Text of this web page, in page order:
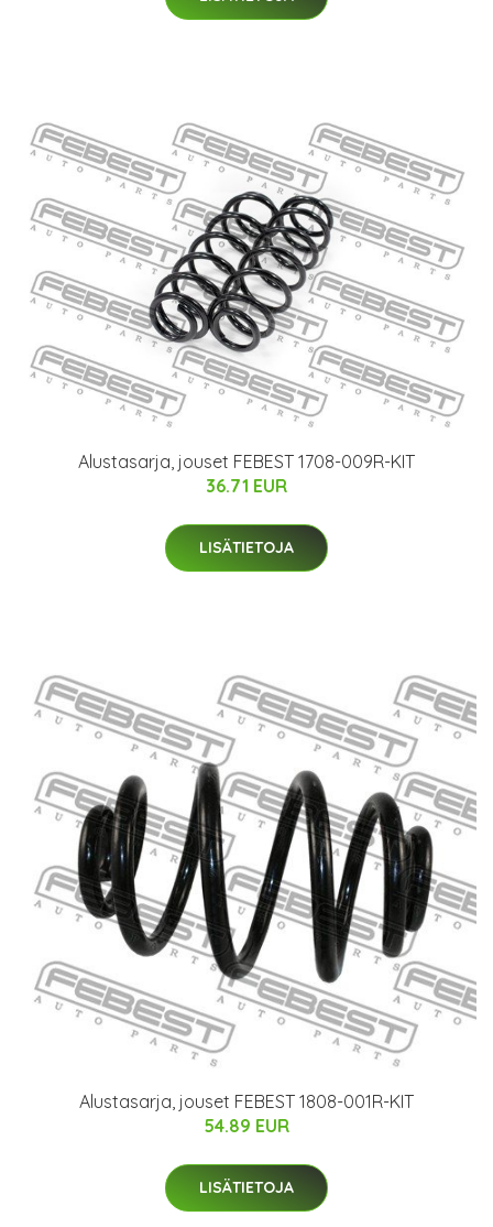
Alustasarja, jouset FEBEST 1708-009R-KIT
36.71 EUR
LISÄTIETOJA
Alustasarja, jouset FEBEST 1808-001R-KIT
54.89 EUR
LISÄTIETOJA